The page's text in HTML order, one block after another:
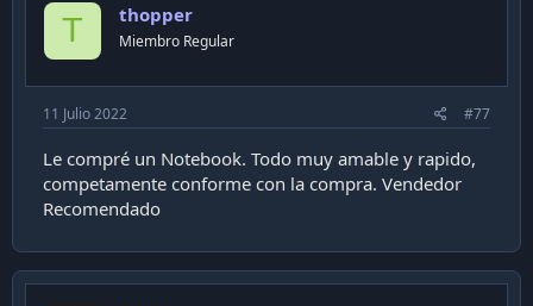
T thopper
Miembro Regular
11 Julio 2022 #77
Le compré un Notebook. Todo muy amable y rapido,
competamente conforme con la compra. Vendedor
Recomendado